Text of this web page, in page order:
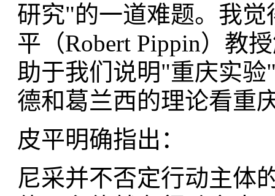
研究"的一道难题。我
平（Robert Pippin）教
助于我们说明"重庆实
德和葛兰西的理论看重
皮平明确指出：
尼采并不否定行动主体